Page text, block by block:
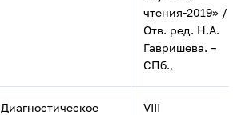
чтения-2019» /
Отв. ред. Н.А.
Гавришева. –
СПб.,
Диагностическое
VIII